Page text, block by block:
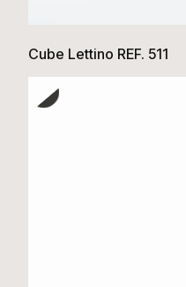
Cube Lettino REF. 511